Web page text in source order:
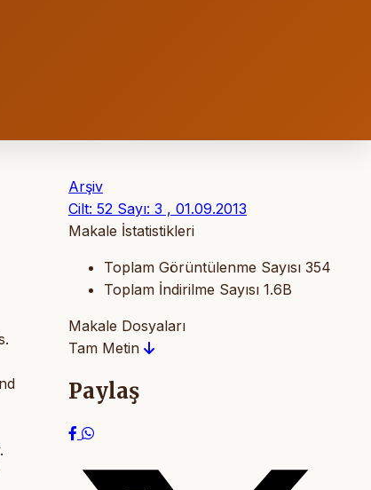
Arşiv
Cilt: 52 Sayı: 3 , 01.09.2013
Makale İstatistikleri
Toplam Görüntülenme Sayısı 354
Toplam İndirilme Sayısı 1.6B
Makale Dosyaları
Tam Metin
Paylaş